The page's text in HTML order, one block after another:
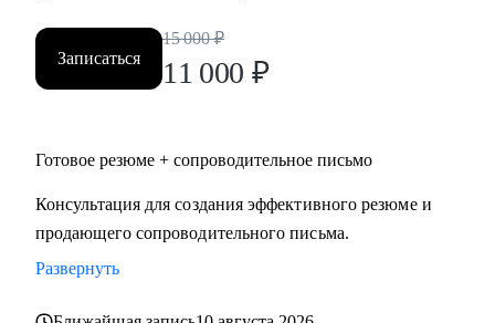
Записаться
15 000 ₽
11 000 ₽
Готовое резюме + сопроводительное письмо
Консультация для создания эффективного резюме и
продающего сопроводительного письма.
Развернуть